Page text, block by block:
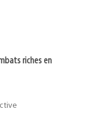
riches en